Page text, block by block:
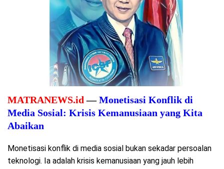
MATRANEWS.id —Monetisasi Konflik di
Media Sosial: Krisis Kemanusiaan yang Kita
Abaikan
Monetisasi konflik di media sosial bukan sekadar persoalan
teknologi. Ia adalah krisis kemanusiaan yang jauh lebih